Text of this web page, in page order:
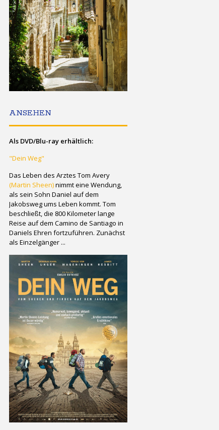
ANSEHEN
Als DVD/Blu-ray erhältlich:
"Dein Weg"
Das Leben des Arztes Tom Avery
(Martin Sheen)nimmt eine Wendung,
als sein Sohn Daniel auf dem
Jakobsweg ums Leben kommt. Tom
beschließt, die 800 Kilometer lange
Reise auf dem Camino de Santiago in
Daniels Ehren fortzuführen. Zunächst
als Einzelgänger ...